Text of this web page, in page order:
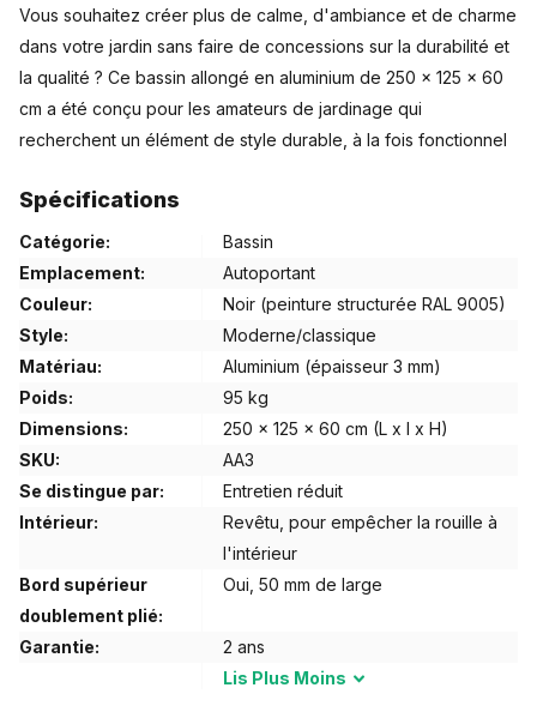
Vous souhaitez créer plus de calme, d'ambiance et de charme
dans votre jardin sans faire de concessions sur la durabilité et
la qualité ? Ce bassin allongé en aluminium de 250 x 125 x 60
cm a été conçu pour les amateurs de jardinage qui
recherchent un élément de style durable, à la fois fonctionnel
conception solide, ce bassin constitue un point central
puissant où l'eau, la nature et le design se rejoignent.
Un point central vivant pour votre jardin
L'eau apporte immédiatement dynamisme et
détente à tout espace extérieur. Ce bassin
en aluminium est adapté à l'élevage de
poissons, ce qui rend votre jardin non
seulement visuellement attrayant, mais
aussi littéralement vivant. Sa forme allongée
lui confère un aspect épuré et équilibré qui
s'intègre aussi bien dans les jardins
modernes que naturels.
Une durabilité que vous pouvez voir et sentir
Le bassin est fabriqué en aluminium de haute qualité. Ce
matériau est connu pour sa longue durée de vie et son aspect
Spécifications
Catégorie:
Bassin
Emplacement:
Autoportant
Couleur:
Noir (peinture structurée RAL 9005)
Style:
Moderne/classique
Matériau:
Aluminium (épaisseur 3 mm)
Poids:
95 kg
Dimensions:
250 x 125 x 60 cm (L x l x H)
SKU:
AA3
Se distingue par:
Entretien réduit
Intérieur:
Revêtu, pour empêcher la rouille à
l'intérieur
Bord supérieur
doublement plié:
Oui, 50 mm de large
Garantie:
2 ans
Lis Plus Moins